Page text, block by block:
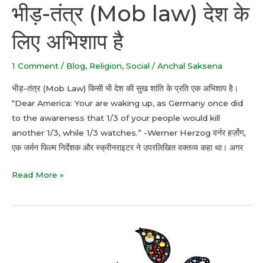
भीड़-तंत्र (Mob law) देश के
लिए अभिशाप है
1 Comment / Blog, Religion, Social / Anchal Saksena
भीड़-तंत्र (Mob Law) किसी भी देश की सुख शांति के प्रति एक अभिशाप है।
“Dear America: Your are waking up, as Germany once did
to the awareness that 1/3 of your people would kill
another 1/3, while 1/3 watches.” -Werner Herzog वर्नर हर्ज़ोग,
एक जर्मन फिल्म निर्देशक और स्क्रीनराइटर ने उपरलिखित वक्तव्य कहा था। अगर
Read More »